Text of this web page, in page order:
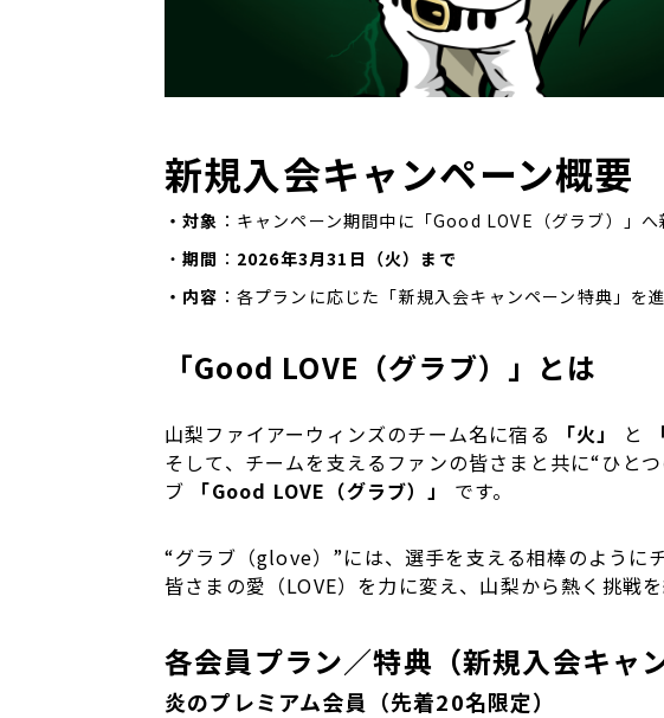
新規入会キャンペーン概要
・対象 ：キャンペーン期間中に「Good LOVE（グラブ）」
・期間 ： 2026年3月31日（火）まで
・内容 ：各プランに応じた「新規入会キャンペーン特典」を
「Good LOVE（グラブ）」とは
山梨ファイアーウィンズのチーム名に宿る 「火」 と
そして、チームを支えるファンの皆さまと共に“ひと
ブ
「Good LOVE（グラブ）」 です。
“グラブ（glove）”には、選手を支える相棒のように
皆さまの愛（LOVE）を力に変え、山梨から熱く挑戦を
各会員プラン／特典（新規入会キャ
炎のプレミアム会員（先着20名限定）